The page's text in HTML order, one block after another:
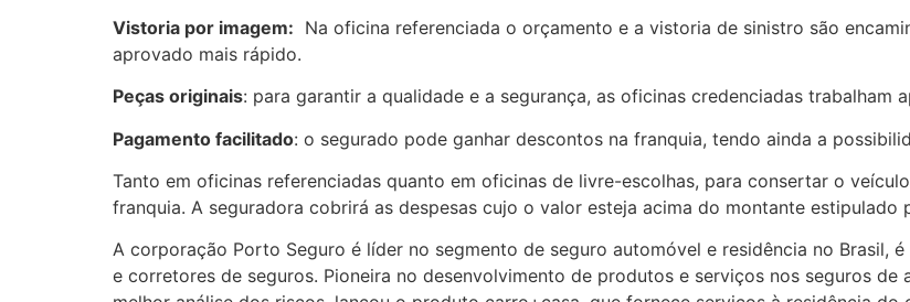
Vistoria por imagem: Na oficina referenciada o orçamento e a vistoria de sinistro são
aprovado mais rápido.
Peças originais: para garantir a qualidade e a segurança, as oficinas credenciadas trabalham
Pagamento facilitado: o segurado pode ganhar descontos na franquia, tendo ainda a
Tanto em oficinas referenciadas quanto em oficinas de livre-escolhas, para consertar o
franquia. A seguradora cobrirá as despesas cujo o valor esteja acima do montante estipulado
A corporação Porto Seguro é líder no segmento de seguro automóvel e residência no Brasil,
e corretores de seguros. Pioneira no desenvolvimento de produtos e serviços nos seguros